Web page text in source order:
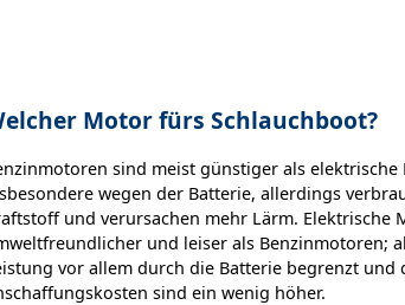
Motor fürs Schlauchboot?
sind meist günstiger als elektrische
wegen der Batterie, allerdings
und verursachen mehr Lärm. Elektrische
und leiser als Benzinmotoren;
vor allem durch die Batterie begrenzt und
sind ein wenig höher.